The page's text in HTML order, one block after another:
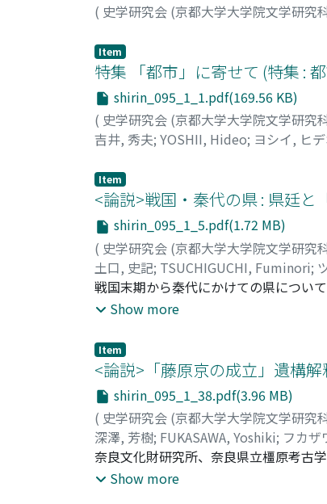
( 史学研究会 (京都大学大学院文学研究
Item
特集 「都市」に寄せて (特集 :
shirin_095_1_1.pdf(169.56 KB)
( 史学研究会 (京都大学大学院文学研究
吉井, 秀夫; YOSHII, Hideo; ヨシイ, ヒ
Item
<論説>戦国・秦代の県 : 県廷と
shirin_095_1_5.pdf(1.72 MB)
( 史学研究会 (京都大学大学院文学研究
土口, 史記; TSUCHIGUCHI, Fuminori;
戦国末期から秦代にかけての県につい
土によって行政運用の実態面をも捉え
別個の組織と捉え、それらの間の「距
は行政機関としてひとつの複合体を成
行政の一体性を支えたのは県廷の「
う三つの側面から論証する。出土秦簡
浮かび上がってきたが、県行政はあく
Show more
Item
<論説>「藤原京の成立」遺構
shirin_095_1_38.pdf(3.96 MB)
( 史学研究会 (京都大学大学院文学研究
深澤, 芳樹; FUKASAWA, Yoshiki; フカザ
奈良文化財研究所、奈良県立橿原考古
京で発掘調査をおこなっている。発掘
Show more